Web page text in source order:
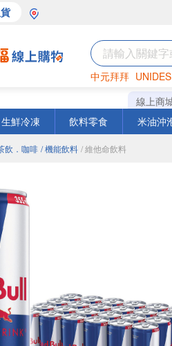
中元拜拜
巧克力 罐頭
線上商
生鮮冷凍 飲料零食 米油沖
飲．咖啡 / 機能飲料 / 維他命飲料